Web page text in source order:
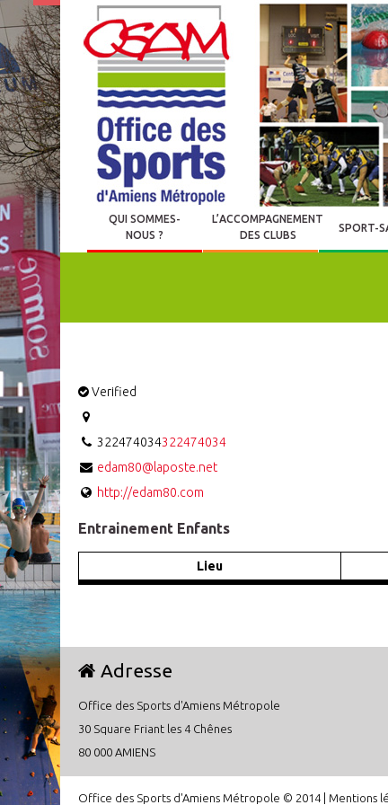
QUI SOMMES-
NOUS ?
L’ACCOMPAGNEMENT
DES CLUBS
SPORT-
Verified
322474034322474034
edam80@laposte.net
http://edam80.com
Entrainement Enfants
Lieu
Adresse
Office des Sports d'Amiens Métropole
30 Square Friant les 4 Chênes
80 000 AMIENS
Office des Sports d'Amiens Métropole © 2014 | Mentions